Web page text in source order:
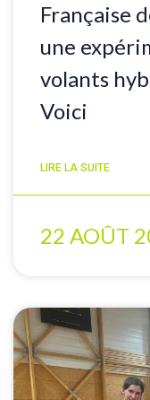
Française
une
volants
Voici
LIRE LA SUITE
22 AOÛT